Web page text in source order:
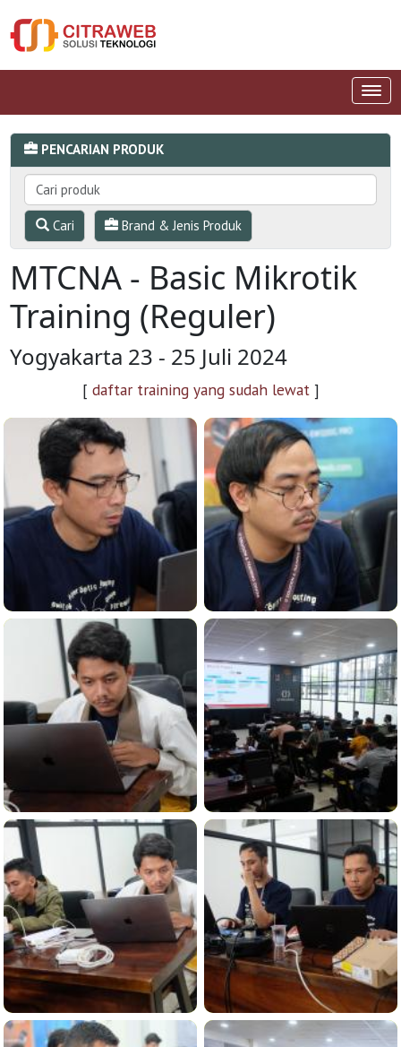
PENCARIAN PRODUK
Cari Brand & Jenis Produk
MTCNA - Basic Mikrotik
Training (Reguler)
Yogyakarta 23 - 25 Juli 2024
[ daftar training yang sudah lewat]